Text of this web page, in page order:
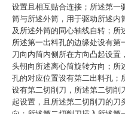
设置且相互贴合连接；所述第一
筒与所述外筒，用于驱动所述内
及所述外筒的同心轴线自转；所
所述第一出料孔的边缘处设有第
刀向内筒内侧所在方向凸起设置
头朝向所述离心筒旋转方向；所
孔的对应位置设有第二出料孔；
设有第二切削刀，所述第二切削
起设置，且所述第二切削刀的刀